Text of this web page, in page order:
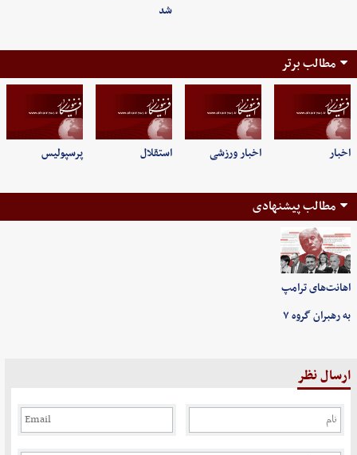
شد
مطالب برتر
اخبار اخبار ورزشی استقلال پرسپولیس
مطالب پیشنهادی
اهانت‌های ترامپ
به رهبران گروه ۷
ارسال نظر